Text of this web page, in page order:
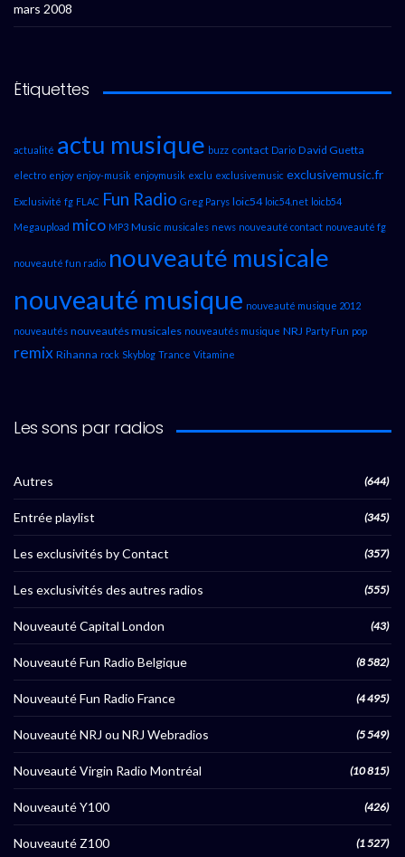
mars 2008
Étiquettes
actualité actu musique buzz contact Dario David Guetta
electro enjoy enjoy-musik enjoymusik exclu exclusivemusic exclusivemusic.fr
Exclusivité fg FLAC Fun Radio Greg Parys loic54 loic54.net loicb54
Megaupload mico MP3 Music musicales news nouveauté contact nouveauté fg
nouveauté fun radio nouveauté musicale
nouveauté musique nouveauté musique 2012
nouveautés nouveautés musicales nouveautés musique NRJ Party Fun pop
remix Rihanna rock Skyblog Trance Vitamine
Les sons par radios
Autres (644)
Entrée playlist (345)
Les exclusivités by Contact (357)
Les exclusivités des autres radios (555)
Nouveauté Capital London (43)
Nouveauté Fun Radio Belgique (8 582)
Nouveauté Fun Radio France (4 495)
Nouveauté NRJ ou NRJ Webradios (5 549)
Nouveauté Virgin Radio Montréal (10 815)
Nouveauté Y100 (426)
Nouveauté Z100 (1 527)